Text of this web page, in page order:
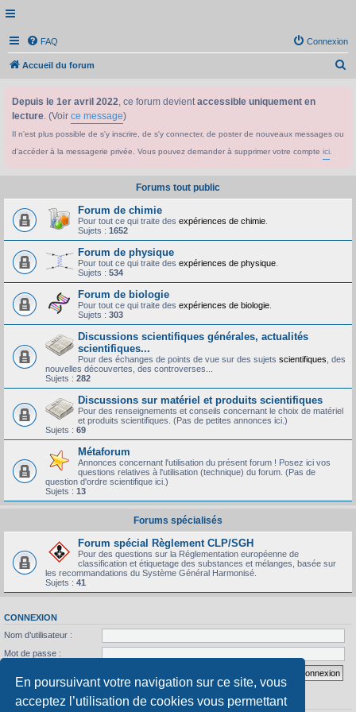
En poursuivant votre navigation sur ce site, vous
acceptez l’utilisation de cookies vous permettant
FAQ Connexion
Accueil du forum
h
Depuis le 1er avril 2022, ce forum devientaccessible uniquement en
lecture. (Voir ce message)
Il n'est plus possible de s'y inscrire, de s'y connecter, de poster de nouveaux messages ou
d'accéder à la messagerie privée. Vous pouvez demander à supprimer votre compte ici
Forums tout public
Forum de chimie
Pour tout ce qui traite des expériences de chimie
Sujets : 1652
Forum de physique
Pour tout ce qui traite des expériences de physique
Sujets : 534
Forum de biologie
Pour tout ce qui traite des expériences de biologie
Sujets : 303
Discussions scientifiques générales, actualités
scientifiques...
Pour des échanges de points de vue sur des sujets scientifiques , des
nouvelles découvertes, des controverses...
Sujets : 282
Discussions sur matériel et produits scientifiques
Pour des renseignements et conseils concernant le choix de matériel
et produits scientifiques. (Pas de petites annonces ici.)
Sujets : 69
Métaforum
Annonces concernant l'utilisation du présent forum ! Posez ici vos
questions relatives à l'utilisation (technique) du forum. (Pas de
question d'ordre scientifique ici.)
Sujets : 13
Forums spécialisés
Forum spécial Règlement CLP/SGH
Pour des questions sur la Réglementation européenne de
classification et étiquetage des substances et mélanges, basée sur
les recommandations du Système Général Harmonisé.
Sujets : 41
CONNEXION
Nom d’utilisateur :
Mot de passe :
STATISTIQUES